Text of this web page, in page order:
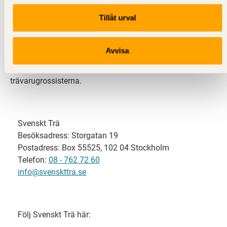
Tillåt urval
Avvisa
Svenskt Trä representerar svensk sågverksindustri
och är en del av branschorganisationen
svensk limträ-, KL-trä- och förpackningsindustri samt
trävarugrossisterna.
Svenskt Trä
Besöksadress: Storgatan 19
Postadress: Box 55525, 102 04 Stockholm
Telefon: 08 - 762 72 60
info@svenskttra.se
Följ Svenskt Trä här: